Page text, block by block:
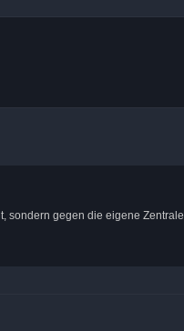
sondern gegen die eigene Zentrale.